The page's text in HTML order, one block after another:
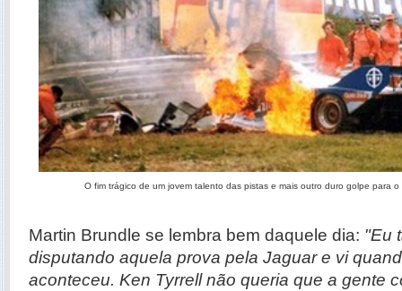
O fim trágico de um jovem talento das pistas e mais outro duro golpe para o
Martin Brundle se lembra bem daquele dia: "Eu
disputando aquela prova pela Jaguar e vi
aconteceu. Ken Tyrrell não queria que a gente